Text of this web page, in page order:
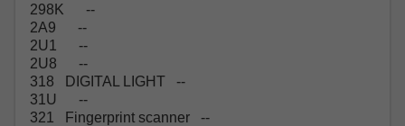
298K --
2A9 --
2U1 --
2U8 --
318 DIGITAL LIGHT --
31U --
321 Fingerprint scanner --